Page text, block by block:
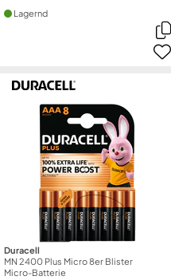
Lagernd
Duracell
MN 2400 Plus Micro 8er Blister
Micro-Batterie